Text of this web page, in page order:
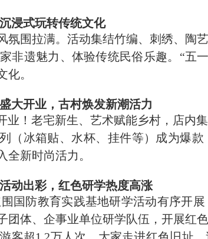
浸式玩转传统文化
氛围拉满。活动集结竹编、刺绣、陶
非遗魅力、体验传统民俗乐趣。“五一
。
大开业，古村焕发新潮活力
业！老宅新生、艺术赋能乡村，店内
（冰箱贴、水杯、挂件等）成为爆
新时尚活力。
动出彩，红色研学热度高涨
国防教育实践基地研学活动有序开
体、企事业单位研学队伍，开展红